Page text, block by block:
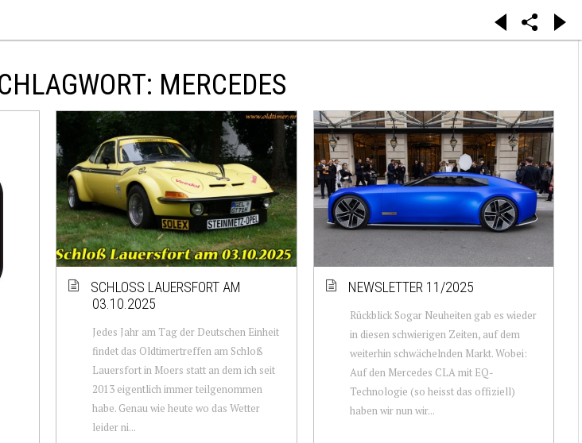
MERCEDES
SCHLOSS LAUERSFORT AM
03.10.2025
Jedes Jahr am Tag der Deutschen Einheit
findet das Oldtimertreffen am Schloß
Lauersfort in Moers statt an dem ich seit
2013 eigentlich immer teilgenommen
habe. Genau wie heute wo das Wetter
leider ni...
NEWSLETTER 11/2025
Rückblick Sogar Neuheiten gab es wieder
in diesen schwierigen Zeiten, auf dem
weiterhin schwächelnden Markt. Wobei:
Auf den Mercedes CLA mit EQ-
Technologie (so heisst das offiziell)
haben wir nun wir...